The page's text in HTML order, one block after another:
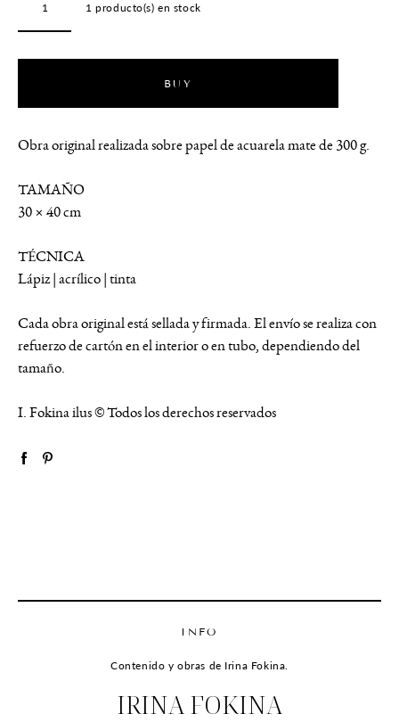
1 producto(s) en stock
BUY
Obra original realizada sobre papel de acuarela mate de 300 g.
TAMAÑO
30 × 40 cm
TÉCNICA
Lápiz | acrílico | tinta
Cada obra original está sellada y firmada. El envío se realiza con
refuerzo de cartón en el interior o en tubo, dependiendo del
tamaño.
I. Fokina ilus © Todos los derechos reservados
INFO
Contenido y obras de Irina Fokina.
IRINA FOKINA